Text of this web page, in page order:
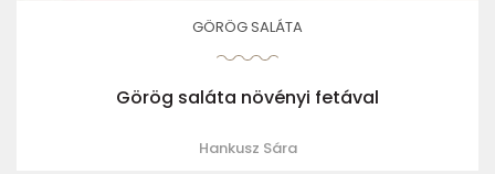
GÖRÖG SALÁTA
Görög saláta növényi fetával
Hankusz Sára